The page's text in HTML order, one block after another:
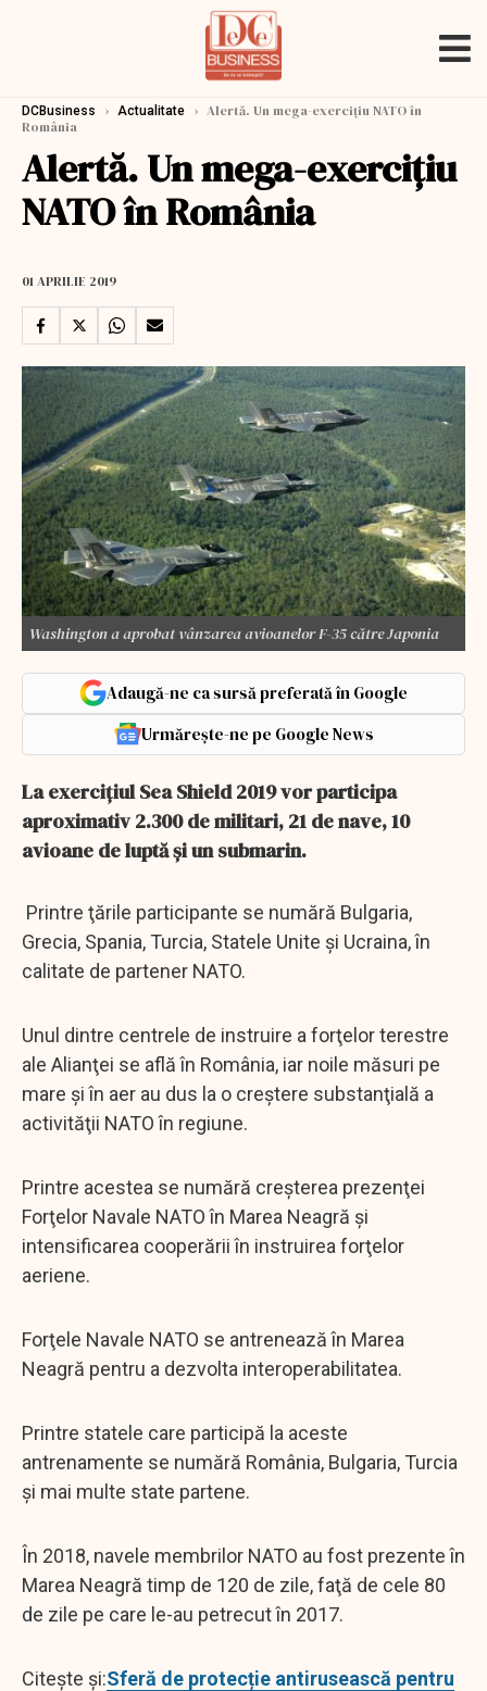
DCBusiness › Actualitate › Alertă. Un mega-exercițiu NATO în
România
Alertă. Un mega-exercițiu
NATO în România
01 APRILIE 2019
Washington a aprobat vânzarea avioanelor F-35 către Japonia
Adaugă-ne ca sursă preferată în Google
Urmărește-ne pe Google News
La exercițiul Sea Shield 2019 vor participa
aproximativ 2.300 de militari, 21 de nave, 10
avioane de luptă şi un submarin.
Printre ţările participante se numără Bulgaria,
Grecia, Spania, Turcia, Statele Unite şi Ucraina, în
calitate de partener NATO.
Unul dintre centrele de instruire a forţelor terestre
ale Alianţei se află în România, iar noile măsuri pe
mare şi în aer au dus la o creştere substanţială a
activităţii NATO în regiune.
Printre acestea se numără creşterea prezenţei
Forţelor Navale NATO în Marea Neagră şi
intensificarea cooperării în instruirea forţelor
aeriene.
Forţele Navale NATO se antrenează în Marea
Neagră pentru a dezvolta interoperabilitatea.
Printre statele care participă la aceste
antrenamente se numără România, Bulgaria, Turcia
şi mai multe state partene.
În 2018, navele membrilor NATO au fost prezente în
Marea Neagră timp de 120 de zile, faţă de cele 80
de zile pe care le-au petrecut în 2017.
Citește și:Sferă de protecție antirusească pentru